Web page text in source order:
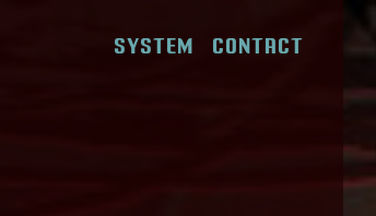
SYSTEM CONTACT